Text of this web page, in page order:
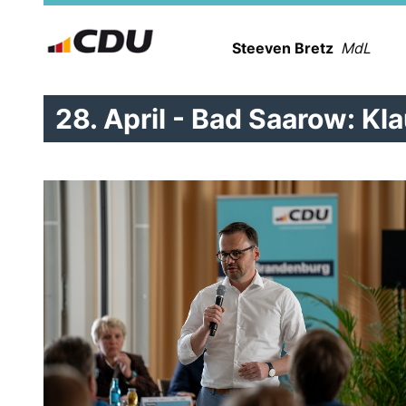
Steeven Bretz MdL
28. April - Bad Saarow: